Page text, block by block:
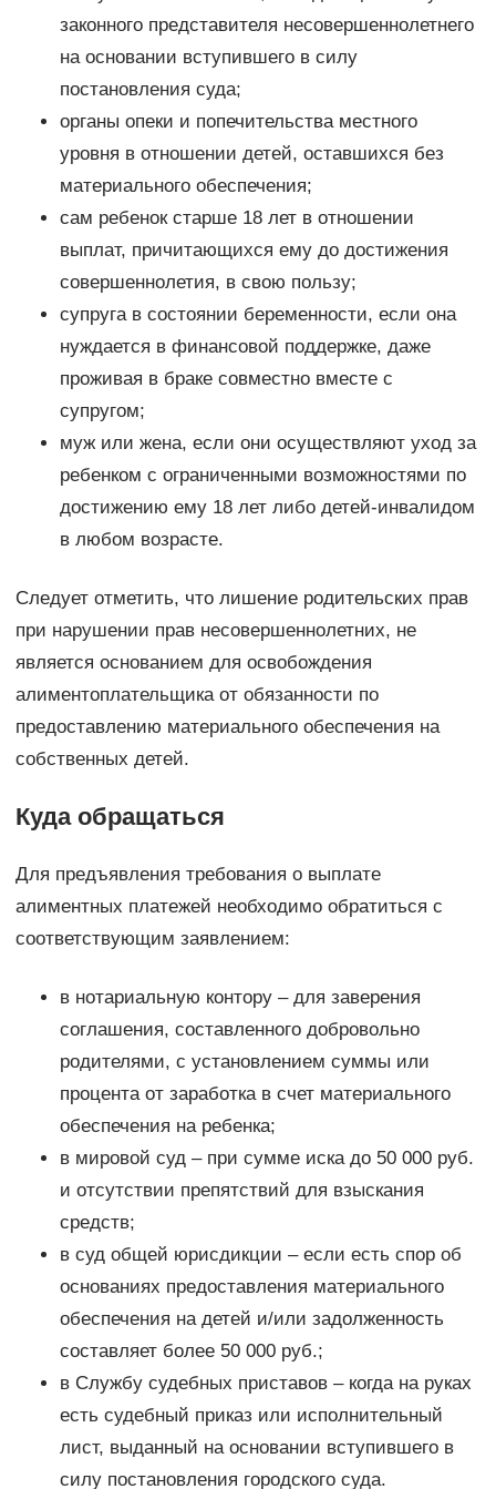
законного представителя несовершеннолетнего
на основании вступившего в силу
постановления суда;
органы опеки и попечительства местного
уровня в отношении детей, оставшихся без
материального обеспечения;
сам ребенок старше 18 лет в отношении
выплат, причитающихся ему до достижения
совершеннолетия, в свою пользу;
супруга в состоянии беременности, если она
нуждается в финансовой поддержке, даже
проживая в браке совместно вместе с
супругом;
муж или жена, если они осуществляют уход за
ребенком с ограниченными возможностями по
достижению ему 18 лет либо детей-инвалидом
в любом возрасте.
Следует отметить, что лишение родительских прав
при нарушении прав несовершеннолетних, не
является основанием для освобождения
алиментоплательщика от обязанности по
предоставлению материального обеспечения на
собственных детей.
Куда обращаться
Для предъявления требования о выплате
алиментных платежей необходимо обратиться с
соответствующим заявлением:
в нотариальную контору – для заверения
соглашения, составленного добровольно
родителями, с установлением суммы или
процента от заработка в счет материального
обеспечения на ребенка;
в мировой суд – при сумме иска до 50 000 руб.
и отсутствии препятствий для взыскания
средств;
в суд общей юрисдикции – если есть спор об
основаниях предоставления материального
обеспечения на детей и/или задолженность
составляет более 50 000 руб.;
в Службу судебных приставов – когда на руках
есть судебный приказ или исполнительный
лист, выданный на основании вступившего в
силу постановления городского суда.